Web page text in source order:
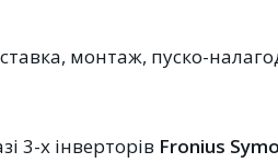
монтаж, пуско-
3-х інверторів Fronius